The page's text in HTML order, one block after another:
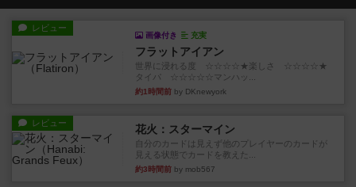
レビュー
画像付き 充実
フラットアイアン
世界に浸れる度 ☆☆☆☆★楽しさ ☆☆☆☆★
タイパ ☆☆☆☆☆マンハッ...
約1時間前 by DKnewyork
レビュー 花火：スターマイン
自分のカードは見えず他のプレイヤーのカードが
見える状態でカードを教えた...
約3時間前 by mob567